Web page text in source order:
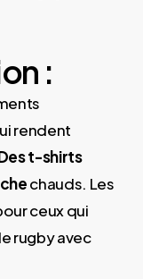
:
rendent
t-shirts
chauds. Les
ceux qui
rugby avec